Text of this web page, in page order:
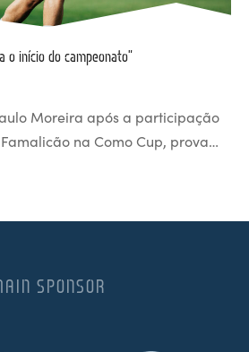
o início do campeonato”
Moreira após a participação
na Como Cup, prova…
SPONSOR